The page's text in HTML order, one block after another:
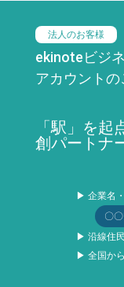
法人のお客様
ekinoteビジ
アカウントの
「駅」を
創パートナ
▶ 企業名
〇
▶ 沿線住
▶ 全国か